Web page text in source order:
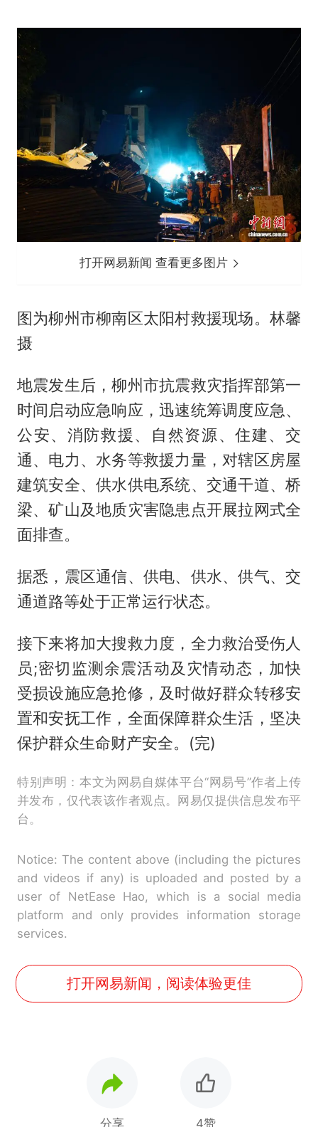
打开网易新闻 查看更多图片
图为柳州市柳南区太阳村救援现场。林馨
摄
地震发生后，柳州市抗震救灾指挥部第一
时间启动应急响应，迅速统筹调度应急、
公安、消防救援、自然资源、住建、交
通、电力、水务等救援力量，对辖区房屋
建筑安全、供水供电系统、交通干道、桥
梁、矿山及地质灾害隐患点开展拉网式全
面排查。
据悉，震区通信、供电、供水、供气、交
通道路等处于正常运行状态。
接下来将加大搜救力度，全力救治受伤人
员;密切监测余震活动及灾情动态，加快
受损设施应急抢修，及时做好群众转移安
置和安抚工作，全面保障群众生活，坚决
保护群众生命财产安全。(完)
特别声明：本文为网易自媒体平台“网易号”作者上传
并发布，仅代表该作者观点。网易仅提供信息发布平
台。
Notice: The content above (including the pictures
and videos if any) is uploaded and posted by a
user of NetEase Hao, which is a social media
platform and only provides information storage
services.
打开网易新闻，阅读体验更佳
分享 4赞